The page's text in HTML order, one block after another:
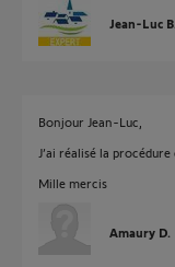
Jean-Luc B.
Bonjour Jean-Luc,
J’ai réalisé la
Mille mercis
Amaury D.